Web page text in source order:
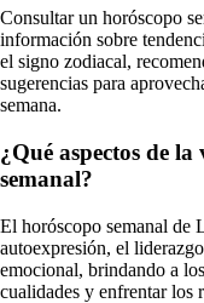
Consultar un horóscopo
información sobre
el signo zodiacal,
sugerencias para
semana.
¿Qué aspectos de
semanal?
El horóscopo semanal de
autoexpresión, el
emocional, brindando a
cualidades y enfrentar los